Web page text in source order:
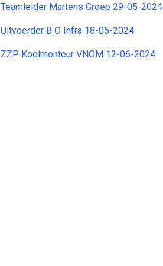
Teamleider Martens Groep 29-05-2024
Uitvoerder B O Infra 18-05-2024
ZZP Koelmonteur VNOM 12-06-2024